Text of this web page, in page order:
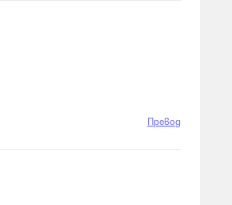
Превод